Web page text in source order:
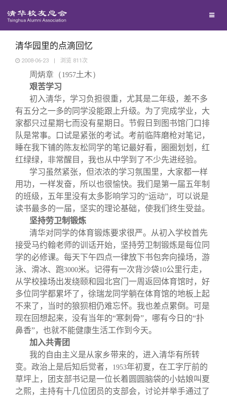
西南联大校友会
义工计划
新媒体平台
青春风采
校友文苑
校友讲坛
校友视界
校友服务
终身学习
信息化服务
三创大赛
实用信息
校友总会
总会简介
会长致辞
总会章程
理事会名单
制度法规
联系我们
关闭
清华园里的点滴回忆
2008-06-23 | 浏览 811 次
周炳章（ 1957土木）
艰苦学习
初入清华，学习负担很重，尤其是二年级，差不多
有五分之一多的同学没能跟上升级。为了完成学业，大
家都只过星期七而没有星期日。节假日到图书馆门口排
队是常事。口试是紧张的考试。考前临阵磨枪对笔记，
睡在我下铺的陈友松同学的笔记最好看，圈圈划划，红
红绿绿，非常醒目，我也从中学到了不少先进经验。
学习虽然紧张，但浓浓的学习氛围里，大家都一样
用功，一样发奋，所以也很愉快。我们是第一届五年制
的班级，五年里没有太多影响学习的“运动”，可以说是
读书最多的一届，坚实的理论基础，使我们终生受益。
坚持劳卫制锻炼
清华对同学的体育锻炼要求很严。从初入学校首先
接受马约翰老师的训话开始，坚持劳卫制锻炼是每位同
学的必修课。每天下午四点一律放下书包奔向操场，游
泳、滑冰、跑3000米。记得有一次背沙袋10公里行走，
从学校操场出发绕颐和园北宫门一周返回体育馆时，好
多位同学都累坏了，徐瑞龙同学躺在体育馆的地板上起
不来了，当时的狼狈相仍难忘怀。我也差点累倒。可是
现在回想起来，没有当年的“寒刺骨”，哪有今日的“扑
鼻香”，也就不能健康生活工作到今天。
加入共青团
我的自由主义是从家乡带来的，进入清华有所转
变。政治上是后知后觉者，
1953年初夏，在工字厅前的
草坪上，团支部书记是一位长着圆圆脑袋的小姑娘叫夏
之熙，主持有十几位团员的支部会，讨论并举手通过了